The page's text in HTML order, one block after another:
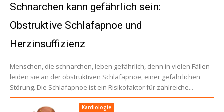
Schnarchen kann gefährlich sein:
Obstruktive Schlafapnoe und
Herzinsuffizienz
Menschen, die schnarchen, leben gefährlich, denn in vielen Fällen
leiden sie an der obstruktiven Schlafapnoe, einer gefährlichen
Störung. Die Schlafapnoe ist ein Risikofaktor für zahlreiche...
Kardiologie